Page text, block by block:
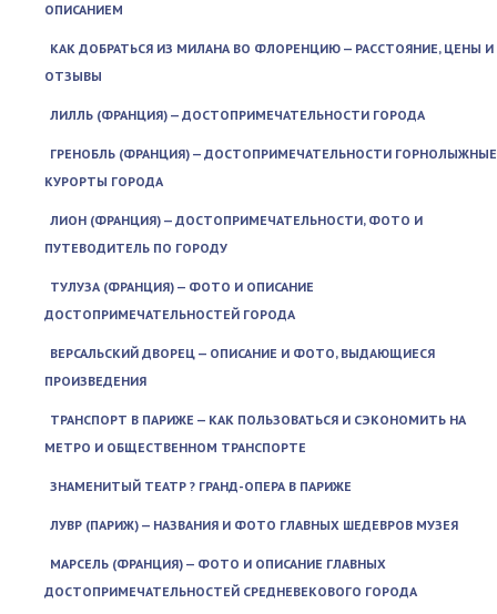
ОПИСАНИЕМ
КАК ДОБРАТЬСЯ ИЗ МИЛАНА ВО ФЛОРЕНЦИЮ — РАССТОЯНИЕ, ЦЕНЫ И
ОТЗЫВЫ
ЛИЛЛЬ (ФРАНЦИЯ) — ДОСТОПРИМЕЧАТЕЛЬНОСТИ ГОРОДА
ГРЕНОБЛЬ (ФРАНЦИЯ) — ДОСТОПРИМЕЧАТЕЛЬНОСТИ ГОРНОЛЫЖНЫЕ
КУРОРТЫ ГОРОДА
ЛИОН (ФРАНЦИЯ) — ДОСТОПРИМЕЧАТЕЛЬНОСТИ, ФОТО И
ПУТЕВОДИТЕЛЬ ПО ГОРОДУ
ТУЛУЗА (ФРАНЦИЯ) — ФОТО И ОПИСАНИЕ
ДОСТОПРИМЕЧАТЕЛЬНОСТЕЙ ГОРОДА
ВЕРСАЛЬСКИЙ ДВОРЕЦ — ОПИСАНИЕ И ФОТО, ВЫДАЮЩИЕСЯ
ПРОИЗВЕДЕНИЯ
ТРАНСПОРТ В ПАРИЖЕ — КАК ПОЛЬЗОВАТЬСЯ И СЭКОНОМИТЬ НА
МЕТРО И ОБЩЕСТВЕННОМ ТРАНСПОРТЕ
ЗНАМЕНИТЫЙ ТЕАТР ? ГРАНД-ОПЕРА В ПАРИЖЕ
ЛУВР (ПАРИЖ) — НАЗВАНИЯ И ФОТО ГЛАВНЫХ ШЕДЕВРОВ МУЗЕЯ
МАРСЕЛЬ (ФРАНЦИЯ) — ФОТО И ОПИСАНИЕ ГЛАВНЫХ
ДОСТОПРИМЕЧАТЕЛЬНОСТЕЙ СРЕДНЕВЕКОВОГО ГОРОДА